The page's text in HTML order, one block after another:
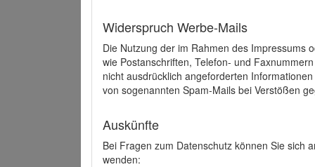
Widerspruch Werbe-Mails
Die Nutzung der im Rahmen des Impressums
wie Postanschriften, Telefon- und
nicht ausdrücklich angeforderten
von sogenannten Spam-Mails bei Verstößen
Auskünfte
Bei Fragen zum Datenschutz können Sie sich
wenden: